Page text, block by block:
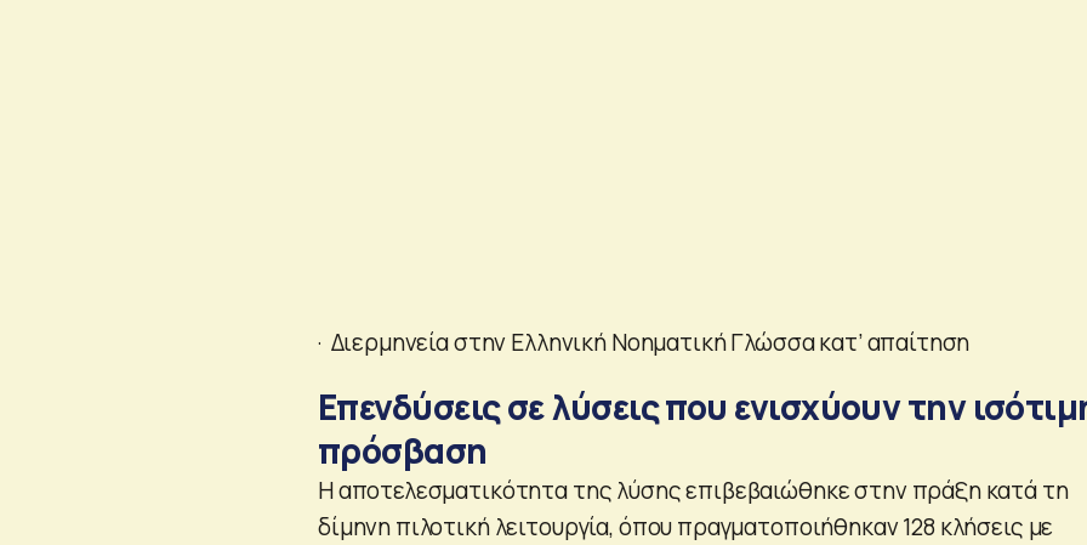
· Διερμηνεία στην Ελληνική Νοηματική Γλώσσα κατ’ απαίτηση
Επενδύσεις σε λύσεις που ενισχύουν την
πρόσβαση
Η αποτελεσματικότητα της λύσης επιβεβαιώθηκε στην πράξη κατά τη
δίμηνη πιλοτική λειτουργία, όπου πραγματοποιήθηκαν 128 κλήσεις με